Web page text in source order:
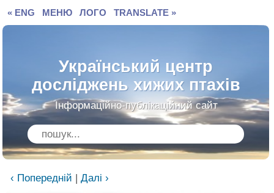
« ENG МЕНЮ ЛОГО TRANSLATE »
Український центр
досліджень хижих птахів
Інформаційно-публікаційний сайт
‹ Попередній | Далі ›